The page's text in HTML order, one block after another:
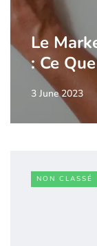
Le
: Ce
3 June 2023
NON CLASSÉ